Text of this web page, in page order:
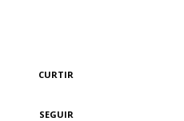
CURTIR
SEGUIR